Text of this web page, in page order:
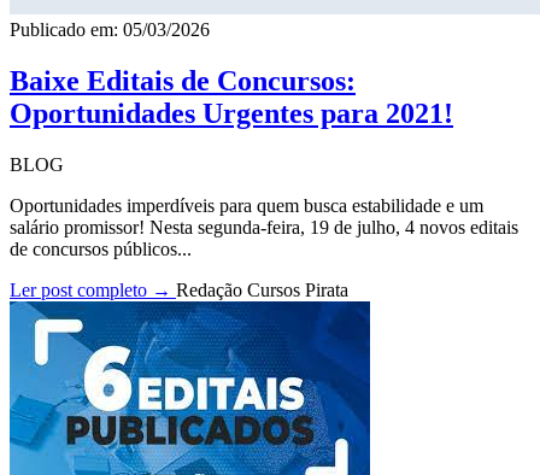
Publicado em: 05/03/2026
Baixe Editais de Concursos:
Oportunidades Urgentes para 2021!
BLOG
Oportunidades imperdíveis para quem busca estabilidade e um
salário promissor! Nesta segunda-feira, 19 de julho, 4 novos editais
de concursos públicos...
Ler post completo → Redação Cursos Pirata